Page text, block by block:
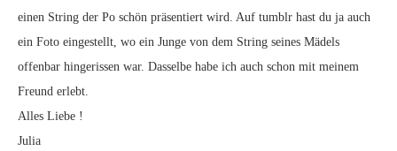
einen String der Po schön präsentiert wird. Auf tumblr hast du ja auch
ein Foto eingestellt, wo ein Junge von dem String seines Mädels
offenbar hingerissen war. Dasselbe habe ich auch schon mit meinem
Freund erlebt.
Alles Liebe !
Julia